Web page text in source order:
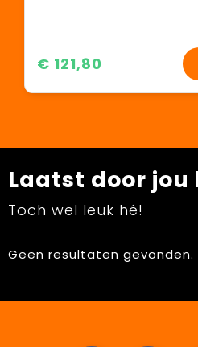
€ 121,80
Laatst door jou
Toch wel leuk hé!
Geen resultaten gevonden.